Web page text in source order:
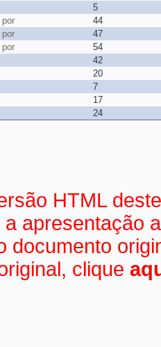
5
por
44
por
47
por
54
42
20
7
17
24
HTML
apresentação
documento
clique